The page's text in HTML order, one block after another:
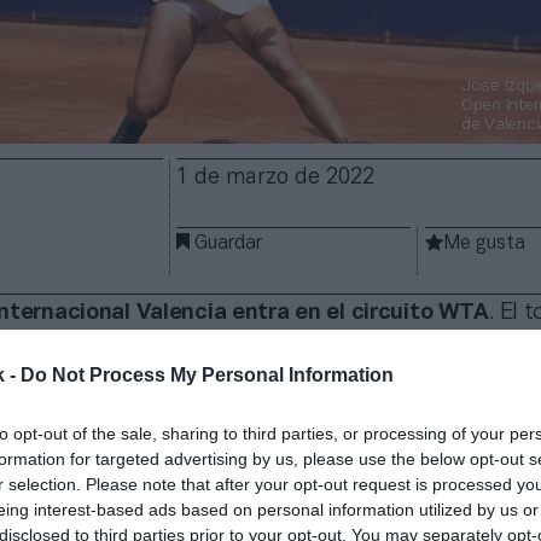
- Do Not Process My Personal Information
opt-out of the sale, sharing to third parties, or processing of your
for targeted advertising by us, please use the below opt-out
selection. Please note that after your opt-out request is processed
interest-based ads based on personal information utilized by us
to third parties prior to your opt-out. You may separately
Jose
Open
de
1 de marzo de 2022
Guardar Me gusta
Valencia entra en el circuito WTA. El
cuenta con el apoyo en la organización de
la dotación en premios aumenta hasta
con Tennium se estrenó en la edición de
como patrocinador principal de BBVA, certifica la